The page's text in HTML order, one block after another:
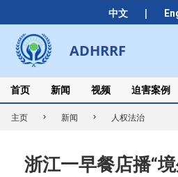
中文 |
to
content
ADHRRF
Secondary
Navigation
Menu
首页 新闻 视频 迫害案例
主页 新闻 人权法治
浙江一早餐店播“